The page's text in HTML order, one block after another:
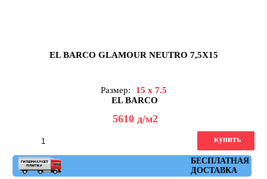
EL BARCO GLAMOUR NEUTRO 7,5X15
Размер:
15 x 7.5
EL BARCO
5610 д/м2
БЕСПЛАТНАЯ
ДОСТАВКА
купить